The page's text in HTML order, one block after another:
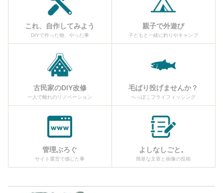
これ、自作してみよう
DIYで作った物、やった事
親子で外遊び
子どもと一緒に釣りやキャンプ
古民家のDIY改修
一人で離れのリノベーション
毛ばり投げませんか？
へっぽこフライフィッシング
管理ぶろぐ
サイト運営で感じた事
よしなしごと。
簡単な文章と画像の投稿